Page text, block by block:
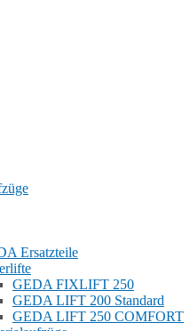
Ersatzteile
GEDA FIXLIFT 250
GEDA LIFT 200 Standard
GEDA LIFT 250 COMFORT